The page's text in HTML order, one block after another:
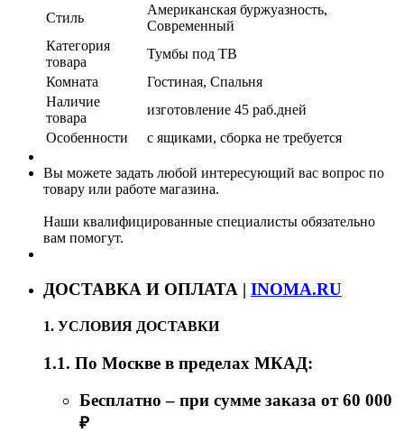
Стиль
Американская буржуазность,
Современный
Категория
товара
Тумбы под ТВ
Комната
Гостиная, Спальня
Наличие
товара
изготовление 45 раб.дней
Особенности
с ящиками, сборка не требуется
Вы можете задать любой интересующий вас вопрос по
товару или работе магазина.
Наши квалифицированные специалисты обязательно
вам помогут.
ДОСТАВКА И ОПЛАТА | INOMA.RU
1. УСЛОВИЯ ДОСТАВКИ
1.1. По Москве в пределах МКАД:
Бесплатно – при сумме заказа от 60 000
₽